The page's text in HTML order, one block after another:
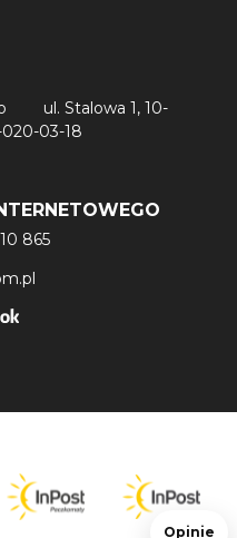
ul. Stalowa 1, 10-
03-18
865
Opinie